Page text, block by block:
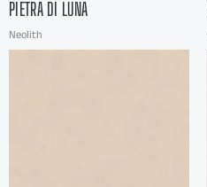
PIETRA DI LUNA
Neolith